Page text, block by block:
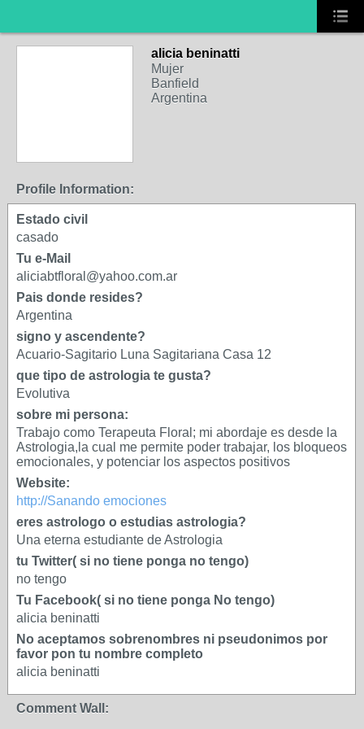
alicia beninatti
Mujer
Banfield
Argentina
Profile Information:
Estado civil
casado
Tu e-Mail
aliciabtfloral@yahoo.com.ar
Pais donde resides?
Argentina
signo y ascendente?
Acuario-Sagitario Luna Sagitariana Casa 12
que tipo de astrologia te gusta?
Evolutiva
sobre mi persona:
Trabajo como Terapeuta Floral; mi abordaje es desde la
Astrologia,la cual me permite poder trabajar, los bloqueos
emocionales, y potenciar los aspectos positivos
Website:
http://Sanando emociones
eres astrologo o estudias astrologia?
Una eterna estudiante de Astrologia
tu Twitter( si no tiene ponga no tengo)
no tengo
Tu Facebook( si no tiene ponga No tengo)
alicia beninatti
No aceptamos sobrenombres ni pseudonimos por
favor pon tu nombre completo
alicia beninatti
Comment Wall: